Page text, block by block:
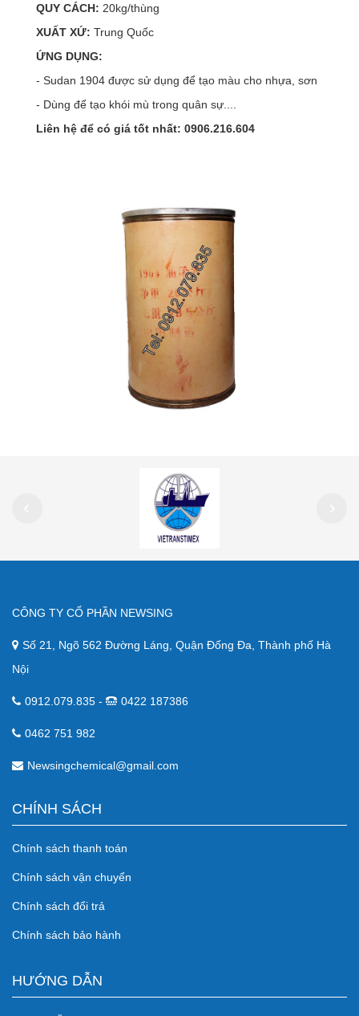
QUY CÁCH: 20kg/thùng
XUẤT XỨ: Trung Quốc
ỨNG DỤNG:
- Sudan 1904 được sử dụng để tạo màu cho nhựa, sơn
- Dùng để tạo khói mù trong quân sự....
Liên hệ để có giá tốt nhất: 0906.216.604
CÔNG TY CỔ PHẦN NEWSING
Số 21, Ngõ 562 Đường Láng, Quận Đống Đa, Thành phố Hà
Nội
0912.079.835 - 0422 187386
0462 751 982
Newsingchemical@gmail.com
CHÍNH SÁCH
Chính sách thanh toán
Chính sách vận chuyển
Chính sách đổi trả
Chính sách bảo hành
HƯỚNG DẪN